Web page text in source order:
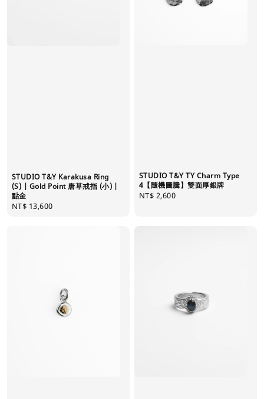
STUDIO T&Y Karakusa Ring
(S) | Gold Point 唐草戒指 (小) |
點金
Regular
NT$ 13,600
STUDIO T&Y TY Charm Type
4【隨機圖騰】雙面厚銀牌
Regular
NT$ 2,600